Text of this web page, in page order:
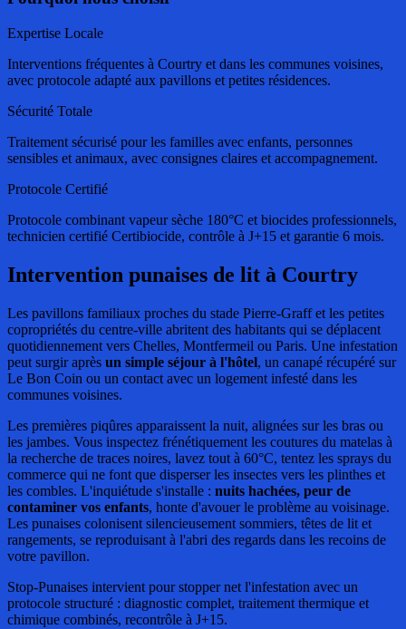
Expertise Locale
Interventions fréquentes à Courtry et dans les communes voisines,
avec protocole adapté aux pavillons et petites résidences.
Sécurité Totale
Traitement sécurisé pour les familles avec enfants, personnes
sensibles et animaux, avec consignes claires et accompagnement.
Protocole Certifié
Protocole combinant vapeur sèche 180°C et biocides professionnels,
technicien certifié Certibiocide, contrôle à J+15 et garantie 6 mois.
Intervention punaises de lit à Courtry
Les pavillons familiaux proches du stade Pierre-Graff et les petites
copropriétés du centre-ville abritent des habitants qui se déplacent
quotidiennement vers Chelles, Montfermeil ou Paris. Une infestation
peut surgir après un simple séjour à l'hôtel, un canapé récupéré sur
Le Bon Coin ou un contact avec un logement infesté dans les
communes voisines.
Les premières piqûres apparaissent la nuit, alignées sur les bras ou
les jambes. Vous inspectez frénétiquement les coutures du matelas à
la recherche de traces noires, lavez tout à 60°C, tentez les sprays du
commerce qui ne font que disperser les insectes vers les plinthes et
les combles. L'inquiétude s'installe : nuits hachées, peur de
contaminer vos enfants, honte d'avouer le problème au voisinage.
Les punaises colonisent silencieusement sommiers, têtes de lit et
rangements, se reproduisant à l'abri des regards dans les recoins de
votre pavillon.
Stop-Punaises intervient pour stopper net l'infestation avec un
protocole structuré : diagnostic complet, traitement thermique et
chimique combinés, recontrôle à J+15.